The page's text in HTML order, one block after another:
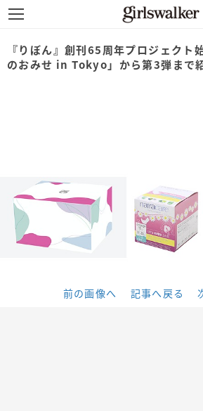
『りぼん』創刊65周年プロジェクト
のおみせ in Tokyo」から第3弾まで
前の画像へ 記事へ戻る